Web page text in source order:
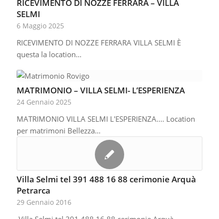
RICEVIMENTO DI NOZZE FERRARA – VILLA
SELMI
6 Maggio 2025
RICEVIMENTO DI NOZZE FERRARA VILLA SELMI È
questa la location…
MATRIMONIO – VILLA SELMI- L’ESPERIENZA
24 Gennaio 2025
MATRIMONIO VILLA SELMI L'ESPERIENZA.... Location
per matrimoni Bellezza…
Villa Selmi tel 391 488 16 88 cerimonie Arquà
Petrarca
29 Gennaio 2016